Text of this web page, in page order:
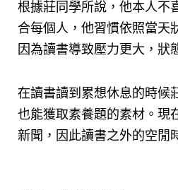
根據莊同學所說，他本人不
合每個人，他習慣依照當天
因為讀書導致壓力更大，狀
在讀書讀到累想休息的時候
也能獲取素養題的素材。現
新聞，因此讀書之外的空閒